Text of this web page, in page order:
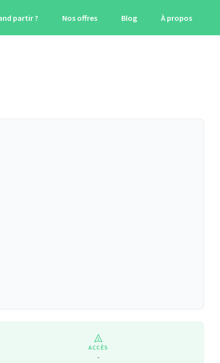
partir ? Nos offres Blog À propos
ACCÈS
-